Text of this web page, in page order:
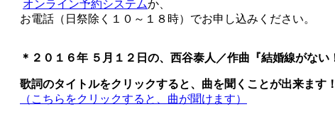
オンライン予約システムか、
お電話（日祭除く１０～１８時）でお申し込みください。
＊２０１６年 ５月１２日の、西谷泰人／作曲『結婚線がない
歌詞のタイトルをクリックすると、曲を聞くことが出来ます！
（こちらをクリックすると、曲が聞けます）